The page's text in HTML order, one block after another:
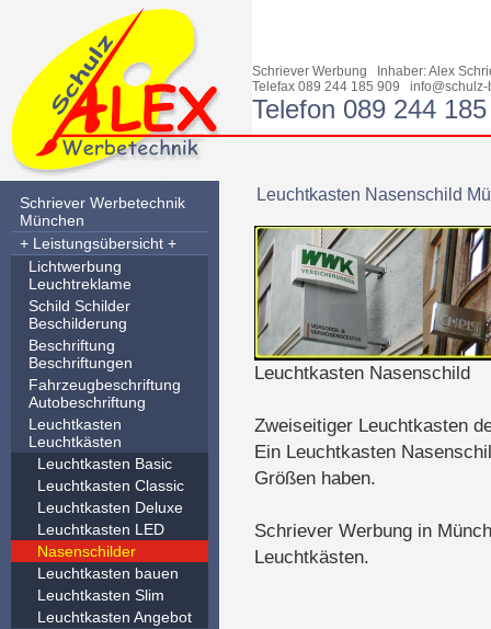
Schriever Werbung Inhaber: Alex
Telefax 089 244 185 909
Telefon 089 244
Schriever Werbetechnik
München
+ Leistungsübersicht +
Lichtwerbung
Leuchtreklame
Schild Schilder
Beschilderung
Beschriftung
Beschriftungen
Fahrzeugbeschriftung
Autobeschriftung
Leuchtkasten
Leuchtkästen
Leuchtkasten Basic
Leuchtkasten Classic
Leuchtkasten Deluxe
Leuchtkasten LED
Nasenschilder
Leuchtkasten bauen
Leuchtkasten Slim
Leuchtkasten Angebot
Leuchtkasten Nasenschild
Leuchtkasten Nasenschild
Zweiseitiger Leuchtkasten
Ein Leuchtkasten
Größen haben.
Schriever Werbung in
Leuchtkästen.